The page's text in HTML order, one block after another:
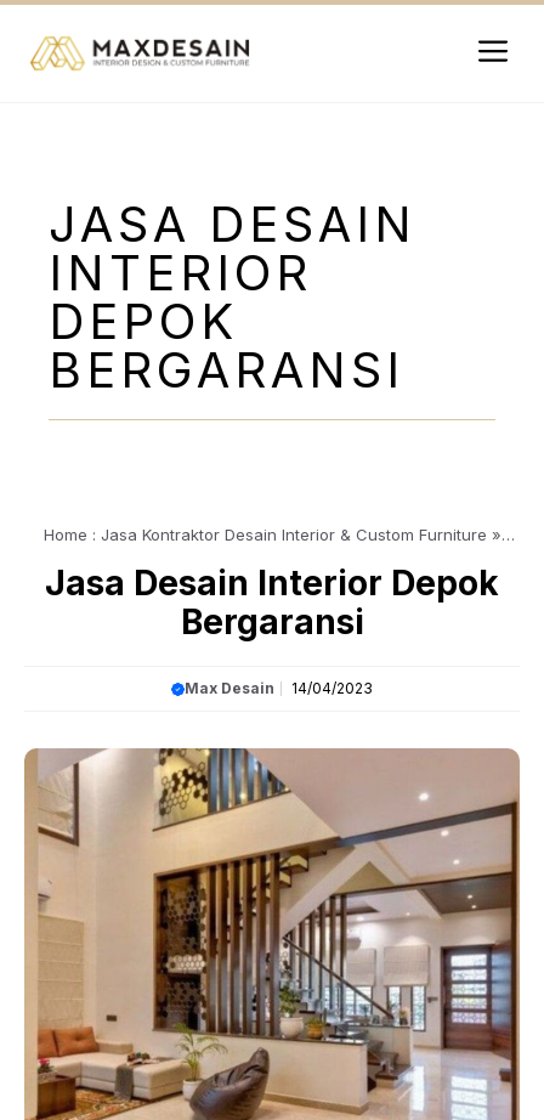
JASA DESAIN
INTERIOR
DEPOK
BERGARANSI
Home : Jasa Kontraktor Desain Interior & Custom Furniture »
Jasa Desain Interior Depok
Bergaransi
Max Desain 14/04/2023